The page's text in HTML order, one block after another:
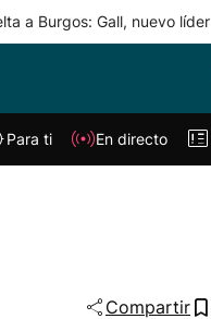
a Burgos: Gall, nuevo líder
Klisk
Para ti En directo
Compartir